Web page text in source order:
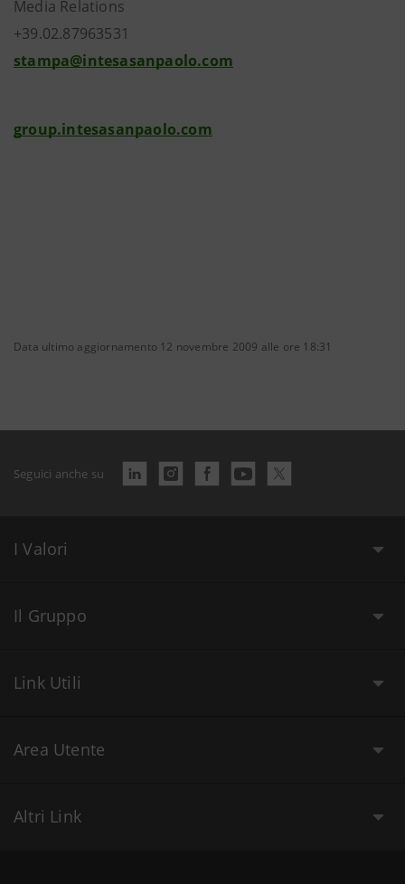
Media Relations
+39.02.87963531
stampa@intesasanpaolo.com
group.intesasanpaolo.com
Data ultimo aggiornamento 12 novembre 2009 alle ore 18:31
Seguici anche su
I Valori
Il Gruppo
Link Utili
Area Utente
Altri Link